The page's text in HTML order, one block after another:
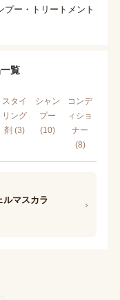
ー・トリートメント
覧
スタイ
リング
剤 (3)
シャン
プー
(10)
コンデ
ィショ
ナー
(8)
ルマスカラ ›